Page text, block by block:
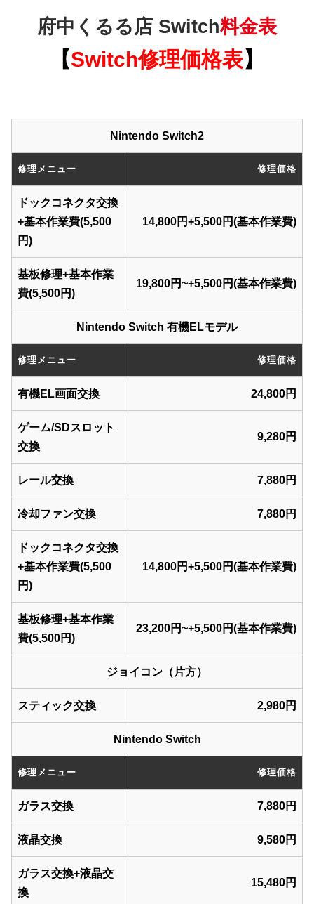
府中くるる店 Switch料金表
【Switch修理価格表】
Nintendo Switch2
修理メニュー 修理価格
ドックコネクタ交換
+基本作業費(5,500
円)
14,800円+5,500円(基本作業費)
基板修理+基本作業
費(5,500円)
19,800円~+5,500円(基本作業費)
Nintendo Switch 有機ELモデル
修理メニュー 修理価格
有機EL画面交換 24,800円
ゲーム/SDスロット
交換
9,280円
レール交換 7,880円
冷却ファン交換 7,880円
ドックコネクタ交換
+基本作業費(5,500
円)
14,800円+5,500円(基本作業費)
基板修理+基本作業
費(5,500円)
23,200円~+5,500円(基本作業費)
ジョイコン（片方）
スティック交換 2,980円
Nintendo Switch
修理メニュー 修理価格
ガラス交換 7,880円
液晶交換 9,580円
ガラス交換+液晶交
換
15,480円